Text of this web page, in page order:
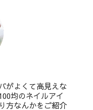
がよくて高見えな
均のネイルアイ
方なんかをご紹介